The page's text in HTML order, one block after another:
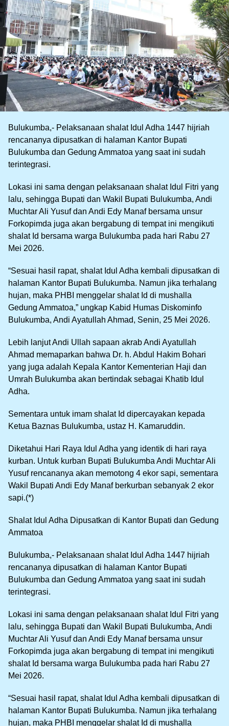
Bulukumba,- Pelaksanaan shalat Idul Adha 1447 hijriah
rencananya dipusatkan di halaman Kantor Bupati
Bulukumba dan Gedung Ammatoa yang saat ini sudah
terintegrasi.
Lokasi ini sama dengan pelaksanaan shalat Idul Fitri yang
lalu, sehingga Bupati dan Wakil Bupati Bulukumba, Andi
Muchtar Ali Yusuf dan Andi Edy Manaf bersama unsur
Forkopimda juga akan bergabung di tempat ini mengikuti
shalat Id bersama warga Bulukumba pada hari Rabu 27
Mei 2026.
“Sesuai hasil rapat, shalat Idul Adha kembali dipusatkan di
halaman Kantor Bupati Bulukumba. Namun jika terhalang
hujan, maka PHBI menggelar shalat Id di mushalla
Gedung Ammatoa,” ungkap Kabid Humas Diskominfo
Bulukumba, Andi Ayatullah Ahmad, Senin, 25 Mei 2026.
Lebih lanjut Andi Ullah sapaan akrab Andi Ayatullah
Ahmad memaparkan bahwa Dr. h. Abdul Hakim Bohari
yang juga adalah Kepala Kantor Kementerian Haji dan
Umrah Bulukumba akan bertindak sebagai Khatib Idul
Adha.
Sementara untuk imam shalat Id dipercayakan kepada
Ketua Baznas Bulukumba, ustaz H. Kamaruddin.
Diketahui Hari Raya Idul Adha yang identik di hari raya
kurban. Untuk kurban Bupati Bulukumba Andi Muchtar Ali
Yusuf rencananya akan memotong 4 ekor sapi, sementara
Wakil Bupati Andi Edy Manaf berkurban sebanyak 2 ekor
sapi.(*)
Shalat Idul Adha Dipusatkan di Kantor Bupati dan Gedung
Ammatoa
Bulukumba,- Pelaksanaan shalat Idul Adha 1447 hijriah
rencananya dipusatkan di halaman Kantor Bupati
Bulukumba dan Gedung Ammatoa yang saat ini sudah
terintegrasi.
Lokasi ini sama dengan pelaksanaan shalat Idul Fitri yang
lalu, sehingga Bupati dan Wakil Bupati Bulukumba, Andi
Muchtar Ali Yusuf dan Andi Edy Manaf bersama unsur
Forkopimda juga akan bergabung di tempat ini mengikuti
shalat Id bersama warga Bulukumba pada hari Rabu 27
Mei 2026.
“Sesuai hasil rapat, shalat Idul Adha kembali dipusatkan di
halaman Kantor Bupati Bulukumba. Namun jika terhalang
hujan, maka PHBI menggelar shalat Id di mushalla